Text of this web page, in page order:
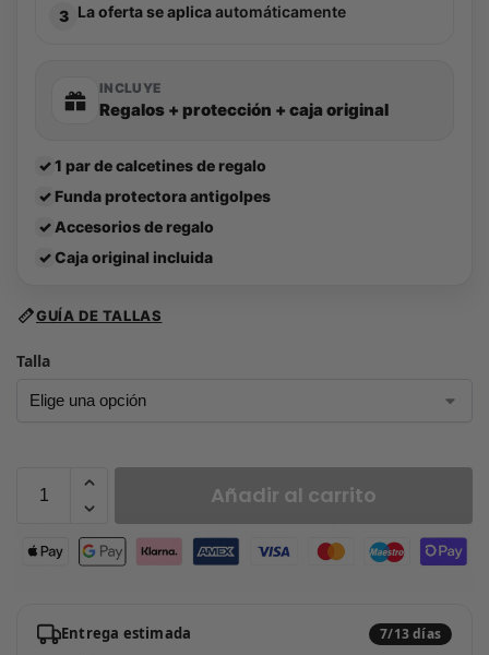
3 La oferta se aplicaautomáticamente
INCLUYE
Regalos + protección + caja original
✓1 par de calcetines de regalo
✓ Funda protectora antigolpes
✓ Accesorios de regalo
✓Caja original incluida
GUÍA DE TALLAS
Talla
Añadir al carrito
Entrega estimada 7/13 días